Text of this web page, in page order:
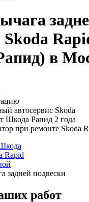
Skoda
в
автосервис Skoda
Шкода Рапид 2 года
при ремонте Skoda
Rapid
задней подвески
работ